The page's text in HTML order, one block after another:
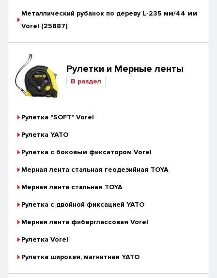
Металлический рубанок по дереву L-235 мм/44 мм
Vorel (25887)
Рулетки и Мерные ленты
В раздел
Рулетка "SOFT" Vorel
Рулетка YATO
Рулетка с боковым фиксатором Vorel
Мерная лента стальная геодезийная TOYA
Мерная лента стальная TOYA
Рулетка с двойной фиксацией YATO
Мерная лента фиберглассовая Vorel
Рулетка Vorel
Рулетка широкая, магнитная YATO